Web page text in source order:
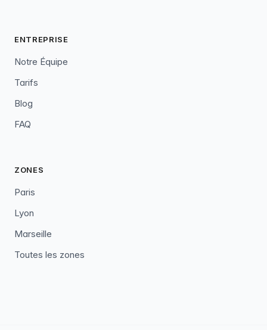
ENTREPRISE
Notre Équipe
Tarifs
Blog
FAQ
ZONES
Paris
Lyon
Marseille
Toutes les zones